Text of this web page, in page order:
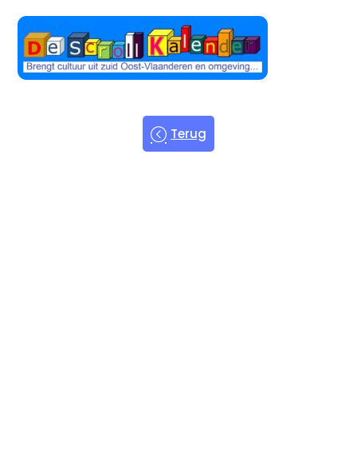
Terug